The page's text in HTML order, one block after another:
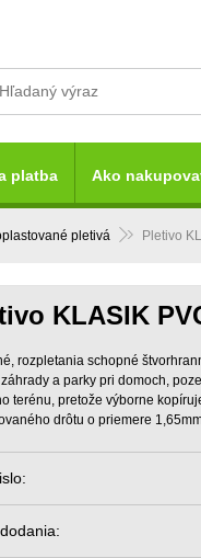
pletivá Pletivo
KLASIK
rozpletania schopné
a parky pri domoch,
terénu, pretože výborne
drôtu o priemere
platba Ako